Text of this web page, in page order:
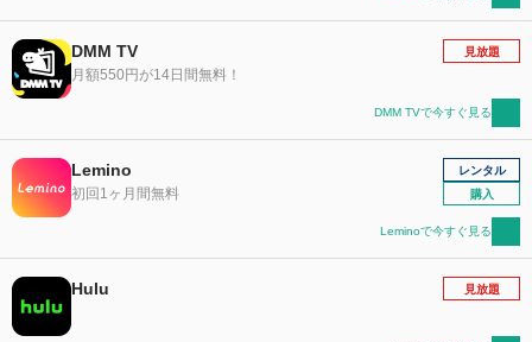
DMM TV
月額550円が14日間無料！
見放題
DMM TVで今すぐ見る
Lemino
初回1ヶ月間無料
レンタル
購入
Leminoで今すぐ見る
Hulu 見放題